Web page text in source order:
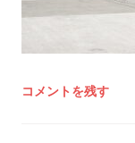
コメントを残す